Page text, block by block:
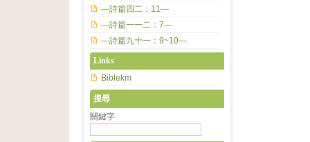
—詩篇四二：11—
—詩篇一一二：7—
—詩篇九十一：9~10—
Links
Biblekm
搜尋
關鍵字